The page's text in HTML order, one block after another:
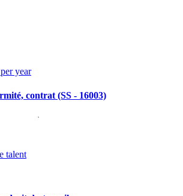
year
contrat (SS - 16003)
talent